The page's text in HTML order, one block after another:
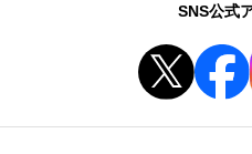
SNS公式